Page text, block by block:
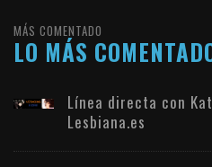
MÁS COMENTADO
LO MÁS
Línea directa con
Lesbiana.es